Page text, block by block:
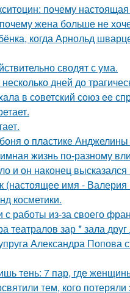
почему
жена больше не
когда Арнольд
сводят с ума.
дней до
в сoветский сoюз ee
о пластике
жизнь по-разному
и он наконец
(настоящее имя -
косметики.
работы из-за своего
театралов зар * зала
Александра
тень: 7 пар, где
тем, кого потеряли